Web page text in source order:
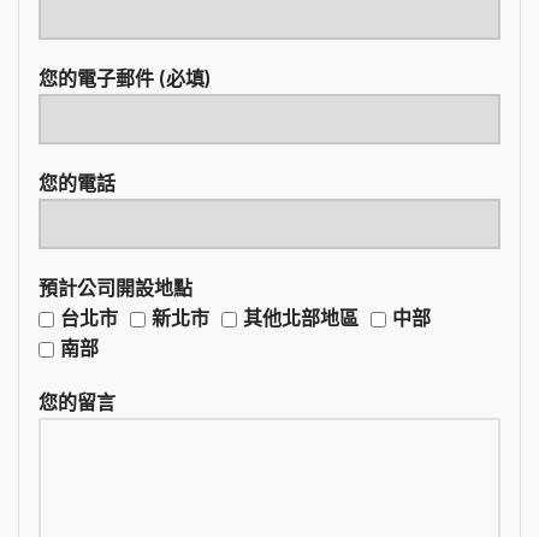
您的電子郵件 (必填)
您的電話
預計公司開設地點
台北市
新北市 其他北部地區
中部
南部
您的留言